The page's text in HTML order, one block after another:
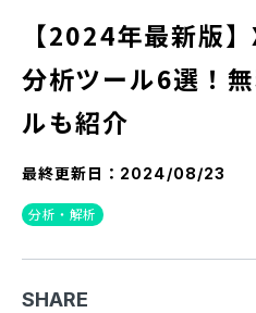
広告掲載に関するお問い合わせ
『SUNGROVE』について
利用規約
広告掲載に関する規約
特定商取引法に基づく表記
プライバシーポリシー
運営会社
【2024年最新版
分析ツール6選！
ルも紹介
最終更新日： 2024/08/23
分析・解析
SHARE